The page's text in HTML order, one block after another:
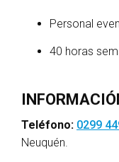
Personal
40 horas
Teléfono: 0299
Neuquén.